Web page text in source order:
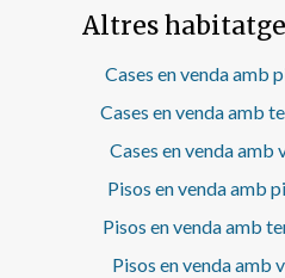
individual i un segon bany complet. Disposa
incloent una espectacular
a l’aire lliure o crear un autèntic oasi urbà.
orientació cap al mar,
agradables. El pis va ser reformat fa tres anys, per la qual
cosa es troba en excel·lent
Inclou també plaça
especialment apreciat a la zona. Una oportunitat
Altres
Cases en venda amb
Cases en venda amb
Cases en venda amb
Pisos en venda amb
Pisos en venda amb
Pisos en venda amb